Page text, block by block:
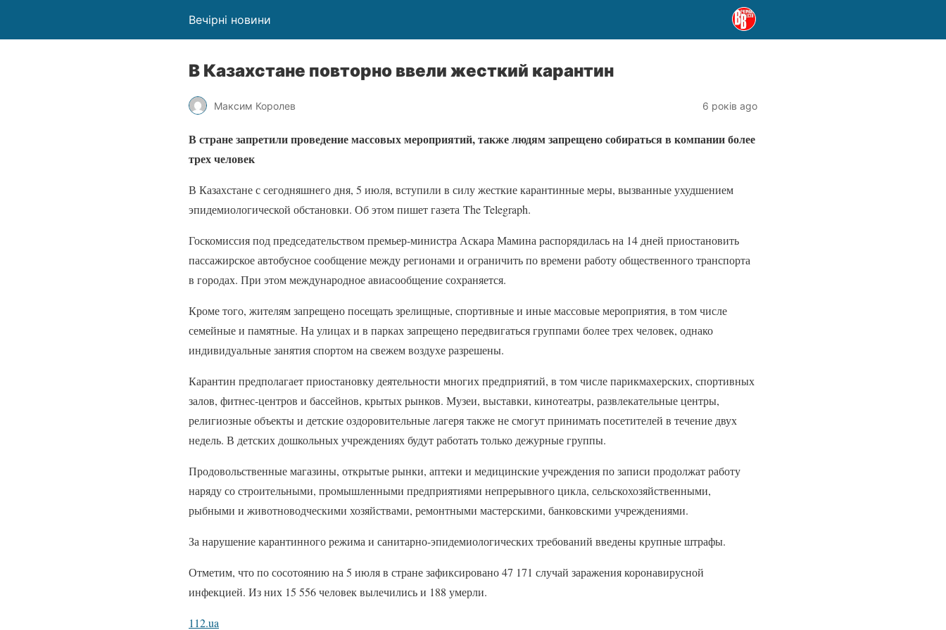
Вечірні новини
В Казахстане повторно ввели жесткий карантин
Максим Королев 6 років ago
В стране запретили проведение массовых мероприятий, также людям запрещено собираться в компании более
трех человек
В Казахстане с сегодняшнего дня, 5 июля, вступили в силу жесткие карантинные меры, вызванные ухудшением
эпидемиологической обстановки. Об этом пишет газета The Telegraph.
Госкомиссия под председательством премьер-министра Аскара Мамина распорядилась на 14 дней приостановить
пассажирское автобусное сообщение между регионами и ограничить по времени работу общественного транспорта
в городах. При этом международное авиасообщение сохраняется.
Кроме того, жителям запрещено посещать зрелищные, спортивные и иные массовые мероприятия, в том числе
семейные и памятные. На улицах и в парках запрещено передвигаться группами более трех человек, однако
индивидуальные занятия спортом на свежем воздухе разрешены.
Карантин предполагает приостановку деятельности многих предприятий, в том числе парикмахерских, спортивных
залов, фитнес-центров и бассейнов, крытых рынков. Музеи, выставки, кинотеатры, развлекательные центры,
религиозные объекты и детские оздоровительные лагеря также не смогут принимать посетителей в течение двух
недель. В детских дошкольных учреждениях будут работать только дежурные группы.
Продовольственные магазины, открытые рынки, аптеки и медицинские учреждения по записи продолжат работу
наряду со строительными, промышленными предприятиями непрерывного цикла, сельскохозяйственными,
рыбными и животноводческими хозяйствами, ремонтными мастерскими, банковскими учреждениями.
За нарушение карантинного режима и санитарно-эпидемиологических требований введены крупные штрафы.
Отметим, что по сосотоянию на 5 июля в стране зафиксировано 47 171 случай заражения коронавирусной
инфекцией. Из них 15 556 человек вылечились и 188 умерли.
112.ua